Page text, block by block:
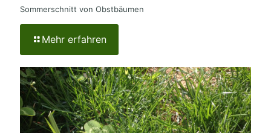
Sommerschnitt von Obstbäumen
Mehr erfahren